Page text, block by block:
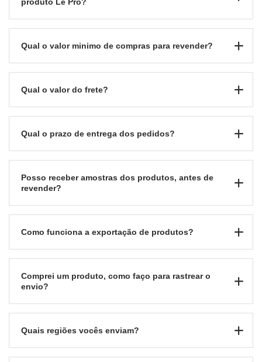
Qual o valor minimo de compras para revender?
Qual o valor do frete?
Qual o prazo de entrega dos pedidos?
Posso receber amostras dos produtos, antes de
revender?
Como funciona a exportação de produtos?
Comprei um produto, como faço para rastrear o
envio?
Quais regiões vocês enviam?